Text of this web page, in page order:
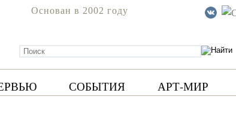
Основан в 2002 году
СОБЫТИЯ АРТ-МИР